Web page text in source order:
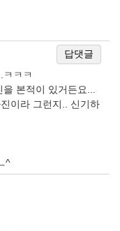
답댓글
ㅋㅋ
본적이 있거든요...
이라 그런지.. 신기하
^